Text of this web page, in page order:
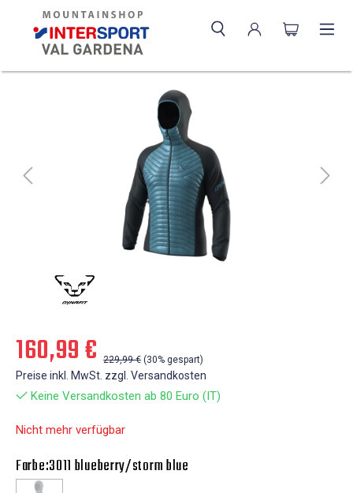
160,99 € 229,99 € (30% gespart)
Preise inkl. MwSt. zzgl. Versandkosten
Keine Versandkosten ab 80 Euro (IT)
Nicht mehr verfügbar
Farbe:3011 blueberry/storm blue